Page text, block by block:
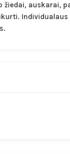
žiedai, auskarai,